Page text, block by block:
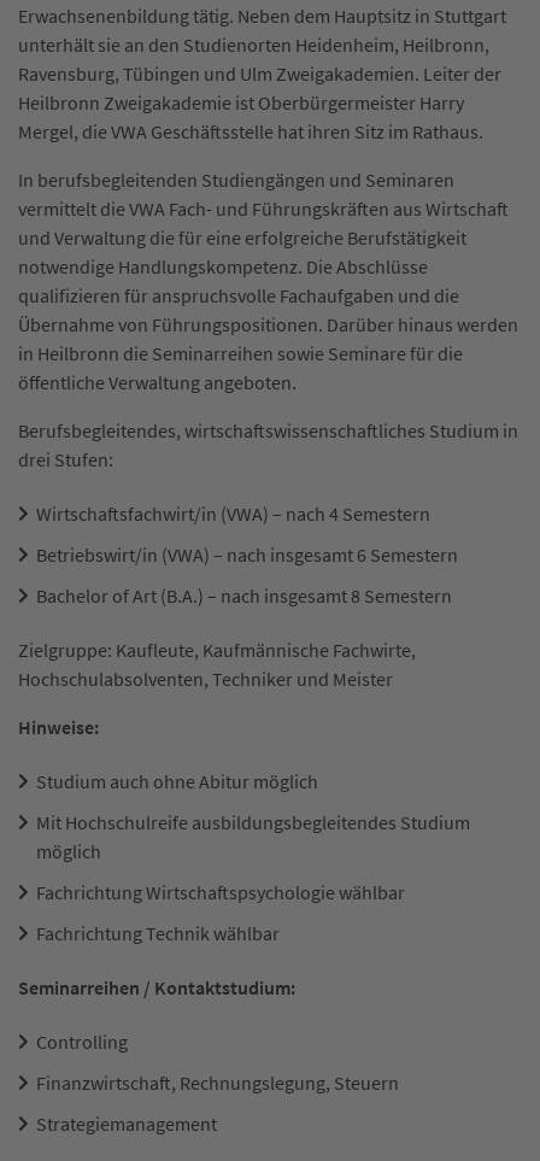
Erwachsenenbildung tätig. Neben dem Hauptsitz in Stuttgart
unterhält sie an den Studienorten Heidenheim, Heilbronn,
Ravensburg, Tübingen und Ulm Zweigakademien. Leiter der
Heilbronn Zweigakademie ist Oberbürgermeister Harry
Mergel, die VWA Geschäftsstelle hat ihren Sitz im Rathaus.
In berufsbegleitenden Studiengängen und Seminaren
vermittelt die VWA Fach- und Führungskräften aus Wirtschaft
und Verwaltung die für eine erfolgreiche Berufstätigkeit
notwendige Handlungskompetenz. Die Abschlüsse
qualifizieren für anspruchsvolle Fachaufgaben und die
Übernahme von Führungspositionen. Darüber hinaus werden
in Heilbronn die Seminarreihen sowie Seminare für die
öffentliche Verwaltung angeboten.
Berufsbegleitendes, wirtschaftswissenschaftliches Studium in
drei Stufen:
Wirtschaftsfachwirt/in (VWA) – nach 4 Semestern
Betriebswirt/in (VWA) – nach insgesamt 6 Semestern
Bachelor of Art (B.A.) – nach insgesamt 8 Semestern
Zielgruppe: Kaufleute, Kaufmännische Fachwirte,
Hochschulabsolventen, Techniker und Meister
Hinweise:
Studium auch ohne Abitur möglich
Mit Hochschulreife ausbildungsbegleitendes Studium
möglich
Fachrichtung Wirtschaftspsychologie wählbar
Fachrichtung Technik wählbar
Seminarreihen / Kontaktstudium:
Controlling
Finanzwirtschaft, Rechnungslegung, Steuern
Strategiemanagement